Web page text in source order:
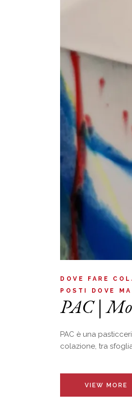
DOVE FARE
POSTI DOVE
PAC |
PAC è una
colazione, tra
VIEW MORE